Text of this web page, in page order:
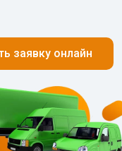
заявку онлайн